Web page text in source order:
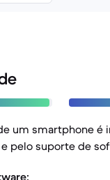
um smartphone é
pelo suporte de